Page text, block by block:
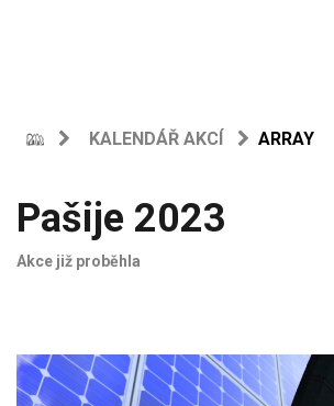
KALENDÁŘ AKCÍ ARRAY
Pašije 2023
Akce již proběhla